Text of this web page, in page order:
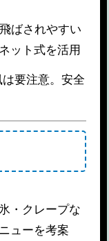
ばされやすい
ット式を活用
要注意。安全
・クレープな
ューを考案